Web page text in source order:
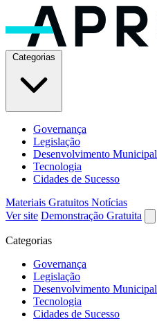
Governança
Legislação
Desenvolvimento Municipal
Tecnologia
Cidades de Sucesso
Materiais Gratuitos Notícias
Ver site Demonstração Gratuita
Categorias
Governança
Legislação
Desenvolvimento Municipal
Tecnologia
Cidades de Sucesso